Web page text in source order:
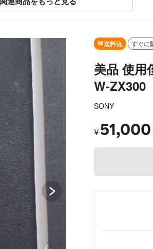
SOLD OUT
送料込 すぐに
美品 使用
W-ZX300
SONY
¥ 51,000